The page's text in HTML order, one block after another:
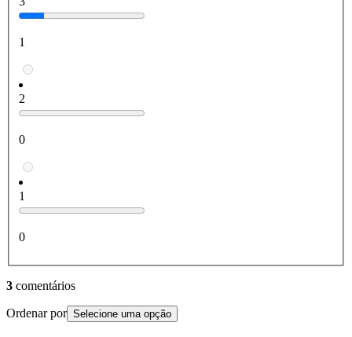
1
2
0
1
0
3 comentários
Ordenar por Selecione uma opção